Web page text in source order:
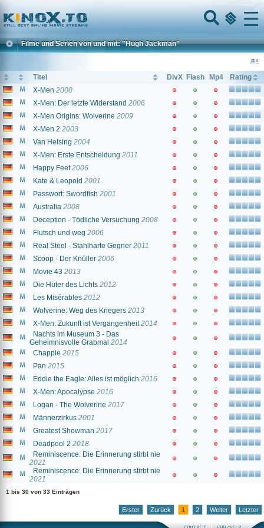
Home
Menu
Filme und Serien von und mit: "Hugh Jackman"
Titel DivX Flash Mp4
Rating
X-Men 2000
X-Men: Der letzte Widerstand 2006
X-Men Origins: Wolverine 2009
X-Men 2 2003
Van Helsing 2004
X-Men: Erste Entscheidung 2011
Happy Feet 2006
Kate & Leopold 2001
Passwort: Swordfish 2001
Australia 2008
Deception - Tödliche Versuchung 2008
Flutsch und weg 2006
Real Steel - Stahlharte Gegner 2011
Scoop - Der Knüller 2006
Movie 43 2013
Die Hüter des Lichts 2012
Les Misérables 2012
Wolverine: Weg des Kriegers 2013
X-Men: Zukunft ist Vergangenheit 2014
Nachts im Museum 3 - Das
Geheimnisvolle Grabmal 2014
Chappie 2015
Pan 2015
Eddie the Eagle: Alles ist möglich 2016
X-Men: Apocalypse 2016
Logan - The Wolverine 2017
Männerzirkus 2001
Greatest Showman 2017
Deadpool 2 2018
Reminiscence: Die Erinnerung stirbt nie
2021
Reminiscence: Die Erinnerung stirbt nie
2021
1 bis 30 von 33 Einträgen
Erster Zurück 1 2 Weiter Letzter